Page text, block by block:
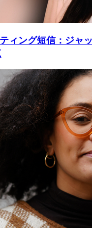
ィング短信：ジャ